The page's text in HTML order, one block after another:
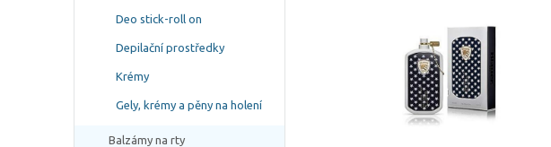
Deo stick-roll on
Depilační prostředky
Krémy
Gely, krémy a pěny na holení
Balzámy na rty